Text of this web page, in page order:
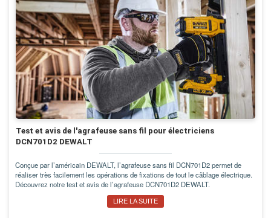
Test et avis de l'agrafeuse sans fil pour électriciens
DCN701D2 DEWALT
Conçue par l’américain DEWALT, l’agrafeuse sans fil DCN701D2 permet de
réaliser très facilement les opérations de fixations de tout le câblage électrique.
Découvrez notre test et avis de l’agrafeuse DCN701D2 DEWALT.
LIRE LA SUITE